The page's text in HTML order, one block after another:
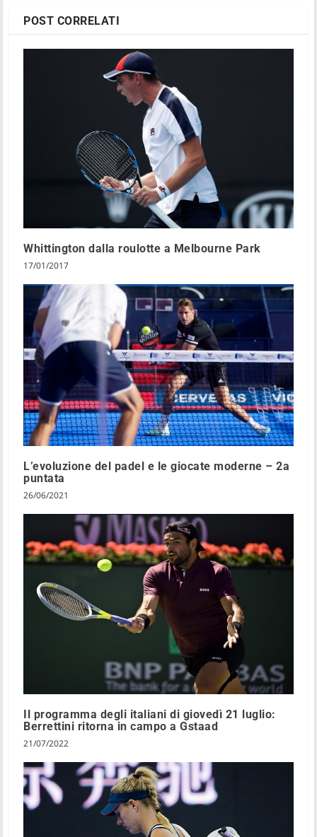
POST CORRELATI
Whittington dalla roulotte a Melbourne Park
17/01/2017
L’evoluzione del padel e le giocate moderne – 2a
puntata
26/06/2021
Il programma degli italiani di giovedì 21 luglio:
Berrettini ritorna in campo a Gstaad
21/07/2022